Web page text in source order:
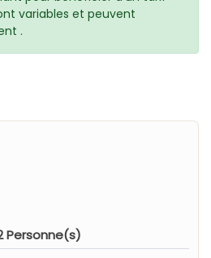
variables et peuvent
.
Personne(s)